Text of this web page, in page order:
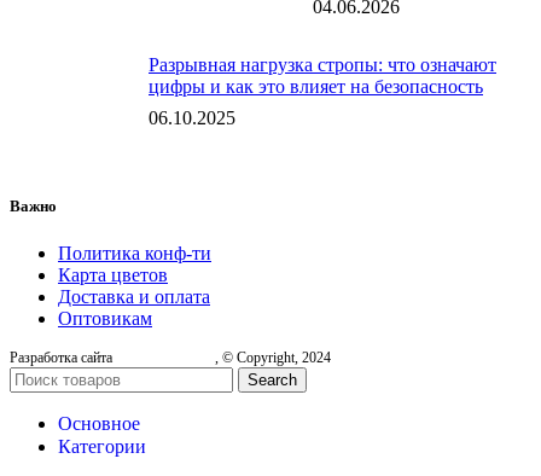
04.06.2026
Разрывная нагрузка стропы: что означают
цифры и как это влияет на безопасность
06.10.2025
Важно
Политика конф-ти
Карта цветов
Доставка и оплата
Оптовикам
Разработка сайта , © Copyright, 2024
Search
Основное
Категории